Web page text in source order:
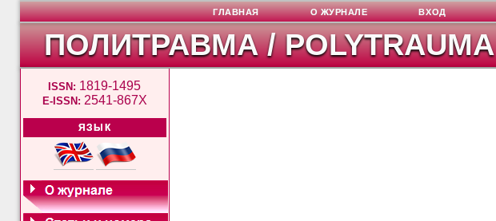
ПОЛИТРАВМА / POLYTRAUMA
ISSN: 1819-1495
E-ISSN: 2541-867X
ЯЗЫК
ГЛАВНАЯ О ЖУРНАЛЕ ВХОД